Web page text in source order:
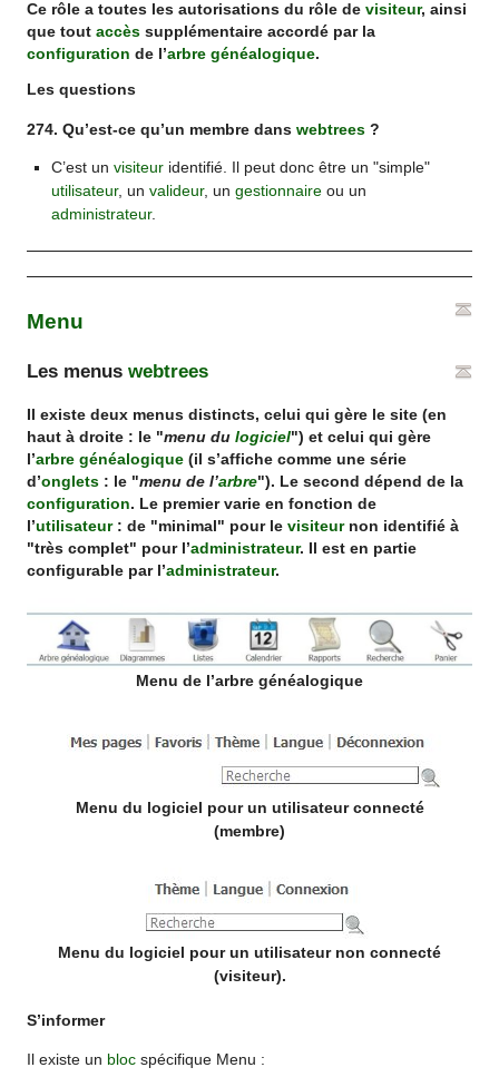
Ce rôle a toutes les autorisations du rôle devisiteur, ainsi
que toutaccès supplémentaire accordé par la
configuration de l’arbre généalogique.
Les questions
274. Qu’est-ce qu’un membre danswebtrees ?
C’est un visiteuridentifié. Il peut donc être un "simple"
utilisateur, un valideur, un gestionnaireou un
administrateur.
Menu
Les menuswebtrees
Il existe deux menus distincts, celui qui gère le site (en
haut à droite : le "menu dulogiciel") et celui qui gère
l’arbre généalogique (il s’affiche comme une série
d’onglets : le "menu de l’arbre"). Le second dépend de la
configuration. Le premier varie en fonction de
l’utilisateur: de "minimal" pour levisiteurnon identifié à
"très complet" pour l’administrateur. Il est en partie
configurable par l’administrateur.
Menu de l’arbre généalogique
Menu du logiciel pour un utilisateur connecté
(membre)
Menu du logiciel pour un utilisateur non connecté
(visiteur).
S’informer
Il existe un bloc spécifique Menu :